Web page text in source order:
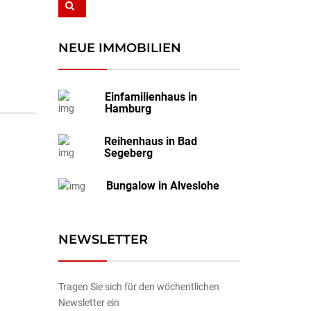
NEUE IMMOBILIEN
Einfamilienhaus in
Hamburg
Reihenhaus in Bad
Segeberg
Bungalow in Alveslohe
NEWSLETTER
Tragen Sie sich für den wöchentlichen
Newsletter ein